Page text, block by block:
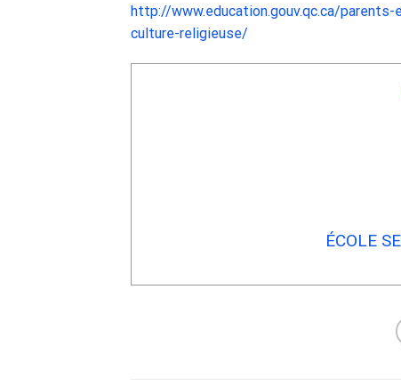
http://www.education.gouv.qc.ca/
culture-religieuse/
ÉCOLE